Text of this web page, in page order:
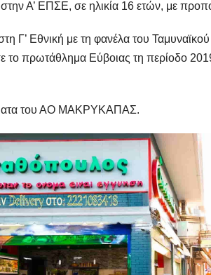
Α’ ΕΠΣΕ, σε ηλικία 16 ετών, με
Γ’ Εθνική με τη φανέλα του
πρωτάθλημα Εύβοιας τη περίοδο
του ΑΟ ΜΑΚΡΥΚΑΠΑΣ.